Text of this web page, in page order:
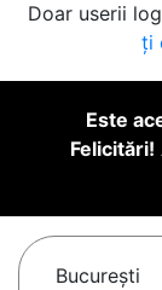
Doar userii
ți
Este
Felicitări!
Bucureşti